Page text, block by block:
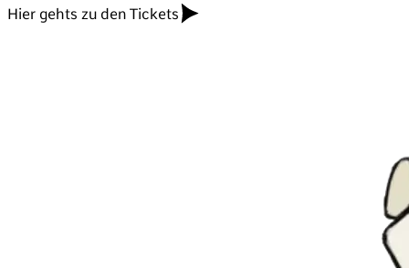
Hier gehts zu den Tickets